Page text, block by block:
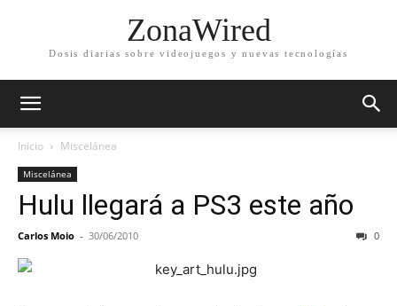
ZonaWired
Dosis diarias sobre videojuegos y nuevas tecnologías
Inicio Miscelánea
Miscelánea
Hulu llegará a PS3 este año
Carlos Moio - 30/06/2010 0